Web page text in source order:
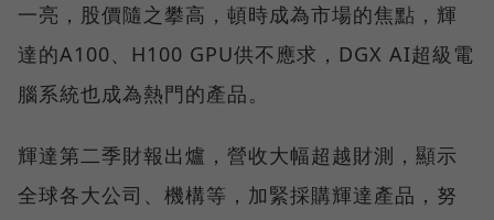
一亮，股價隨之攀高，頓時成為市場的焦點，輝
達的A100、H100 GPU供不應求，DGX AI超級電
腦系統也成為熱門的產品。
輝達第二季財報出爐，營收大幅超越財測，顯示
全球各大公司、機構等，加緊採購輝達產品，努